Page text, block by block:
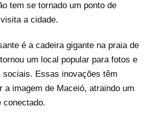
tem se tornado um ponto de
a cidade.
é a cadeira gigante na praia de
um local popular para fotos e
sociais. Essas inovações têm
a imagem de Maceió, atraindo um
conectado.